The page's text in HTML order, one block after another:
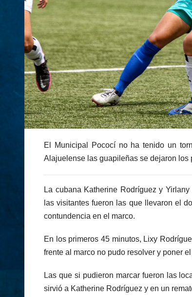
El Municipal Pococí no ha tenido un
Alajuelense las guapileñas se dejaron los
La cubana Katherine Rodríguez y
las visitantes fueron las que llevaron el
contundencia en el marco.
En los primeros 45 minutos, Lixy
frente al marco no pudo resolver y poner
Las que si pudieron marcar fueron las
sirvió a Katherine Rodríguez y en un